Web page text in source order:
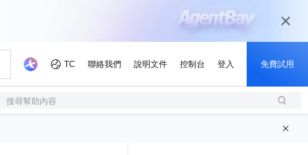
搜尋幫助內容